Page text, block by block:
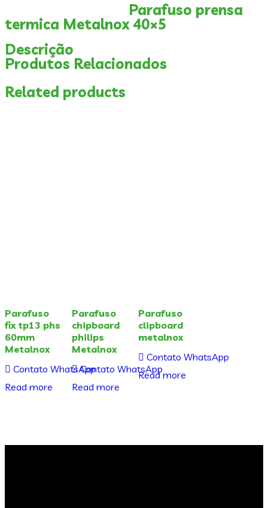
Parafuso prensa
termica Metalnox 40×5
Descrição
Produtos Relacionados
Related products
Parafuso
fix tp13 phs
60mm
Metalnox
Contato WhatsApp
Read more
Parafuso
chipboard
philips
Metalnox
Contato WhatsApp
Read more
Parafuso
clipboard
metalnox
Contato WhatsApp
Read more